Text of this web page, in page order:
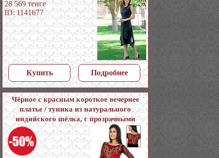
28 569 тенге
ID: 1141677
Купить Подробнее
Чёрное с красным короткое вечернее
платье / туника из натурального
индийского шёлка, с прозрачными
рукавами три четверти, украшенная
вышивкой скрученной шёлковой нитью